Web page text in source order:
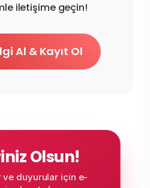
iletişime geçin!
Al & Kayıt Ol
Olsun!
ve duyurular için e-